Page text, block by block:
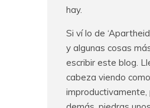
hay.
Si ví lo de
y algunas cosas
escribir este blog.
cabeza viendo